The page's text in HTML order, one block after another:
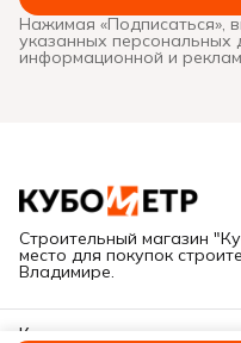
Нажимая «Подписаться»,
указанных персональных
информационной и
Строительный магазин
место для покупок
Владимире.
Контакты